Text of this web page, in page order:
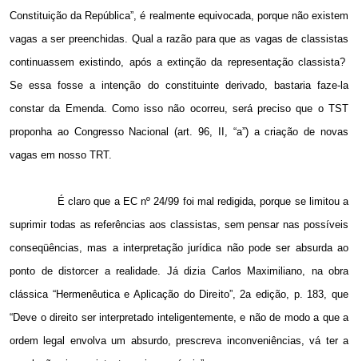
Constituição da República”, é realmente equivocada, porque não existem
vagas a ser preenchidas. Qual a razão para que as vagas de classistas
continuassem existindo, após a extinção da representação classista?
Se essa fosse a intenção do constituinte derivado, bastaria faze-la
constar da Emenda. Como isso não ocorreu, será preciso que o TST
proponha ao Congresso Nacional (art. 96, II, “a”) a criação de novas
vagas em nosso TRT.
É claro que a EC nº 24/99 foi mal redigida, porque se limitou a
suprimir todas as referências aos classistas, sem pensar nas possíveis
conseqüências, mas a interpretação jurídica não pode ser absurda ao
ponto de distorcer a realidade. Já dizia Carlos Maximiliano, na obra
clássica “Hermenêutica e Aplicação do Direito”, 2a edição, p. 183, que
“Deve o direito ser interpretado inteligentemente, e não de modo a que a
ordem legal envolva um absurdo, prescreva inconveniências, vá ter a